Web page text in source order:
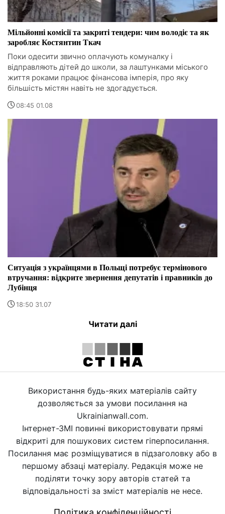
Мільйонні комісії та закриті тендери: чим володіє та як
заробляє Костянтин Ткач
Поки одесити звично оплачують комуналку і
відправляють дітей до школи, за лаштунками міського
життя роками працює фінансова імперія, про яку
більшість містян навіть не здогадується.
08:45 01.08
Ситуація з українцями в Польщі потребує термінового
втручання: відкрите звернення депутатів і правників до
Лубінця
18:50 31.07
Читати далі
Використання будь-яких матеріалів сайту
дозволяється за умови посилання на
Ukrainianwall.com.
Інтернет-ЗМІ повинні використовувати прямі
відкриті для пошукових систем гіперпосилання.
Посилання має розміщуватися в підзаголовку або в
першому абзаці матеріалу. Редакція може не
поділяти точку зору авторів статей та
відповідальності за зміст матеріалів не несе.